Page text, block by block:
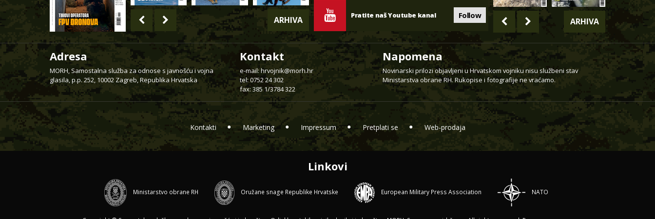
ARHIVA Pratite naš Youtube kanal Follow
ARHIVA
Adresa
MORH, Samostalna služba za odnose s javnošću i vojna
glasila, p.p. 252, 10002 Zagreb, Republika Hrvatska
Kontakt
e-mail: hrvojnik@morh.hr
tel: 0752 24 302
fax: 385 1/3784 322
Napomena
Novinarski prilozi objavljeni u Hrvatskom vojniku nisu službeni stav
Ministarstva obrane RH. Rukopise i fotografije ne vraćamo.
Kontakti Marketing Impressum Pretplati se Web-prodaja
Linkovi
Ministarstvo obrane RH Oružane snage Republike Hrvatske European Military Press Association NATO